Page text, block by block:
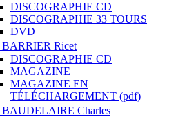
DISCOGRAPHIE CD
DISCOGRAPHIE 33 TOURS
DVD
BARRIER Ricet
DISCOGRAPHIE CD
MAGAZINE
MAGAZINE EN
TÉLÉCHARGEMENT (pdf)
BAUDELAIRE Charles